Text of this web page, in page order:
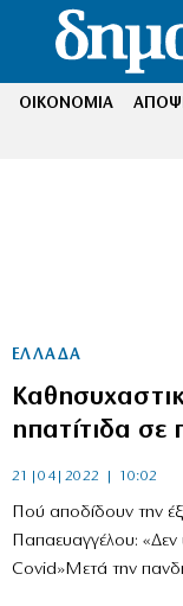
ΟΙΚΟΝΟΜΙΑ
ΕΛΛΑΔΑ
ηπατίτιδα σε
21|04|2022 | 10:02
Πού αποδίδουν την
Παπαευαγγέλου: «Δεν
Covid»Μετά την